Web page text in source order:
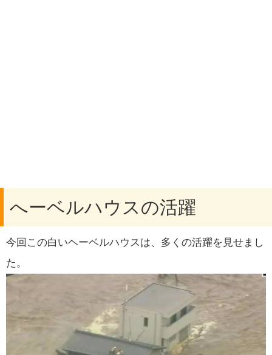
へーベルハウスの活躍
今回この白いヘーベルハウスは、多くの活躍を見せまし
た。